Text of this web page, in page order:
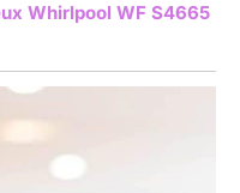
Whirlpool WF S4665